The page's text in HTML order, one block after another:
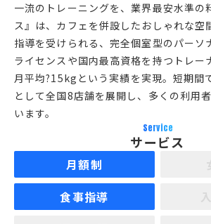
一流のトレーニングを、業界最安水準の
ス』は、カフェを併設したおしゃれな空
指導を受けられる、完全個室型のパーソ
ライセンスや国内最高資格を持つトレー
月平均?15kgという実績を実現。短期間
として全国8店舗を展開し、多くの利用
います。
Service
サービス
月額制
食事指導